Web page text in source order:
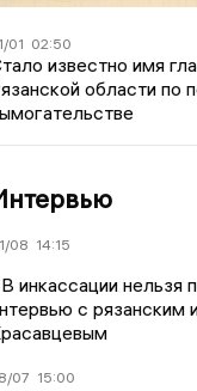
01 02:50
известно имя
области по
08 14:15
инкассации нельзя
с рязанским
07 15:00